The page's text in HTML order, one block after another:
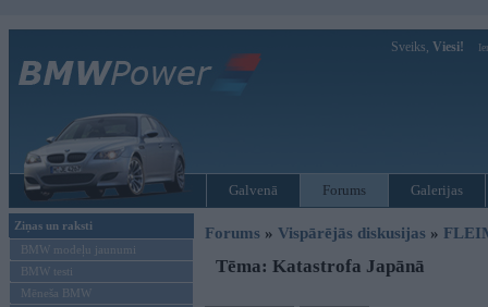
Sveiks, Viesi!
Galvenā Forums Galerijas
Ziņas un raksti
BMW modeļu jaunumi
BMW testi
Mēneša BMW
Forums » Vispārējās diskusijas »
Tēma: Katastrofa Japānā